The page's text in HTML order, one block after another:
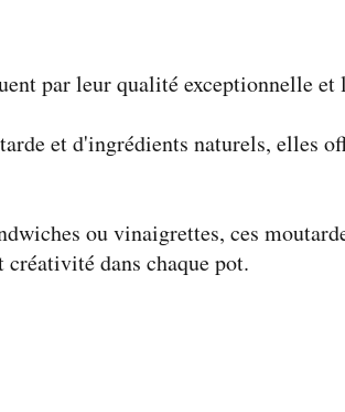
par leur qualité exceptionnelle et
et d'ingrédients naturels, elles
ou vinaigrettes, ces
dans chaque pot.